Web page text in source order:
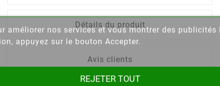
Détails du produit
Avis clients
améliorer nos services et vous montrer des
appuyez sur le bouton Accepter.
REJETER TOUT